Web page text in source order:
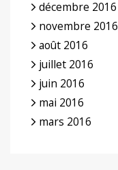
décembre 2016
novembre 2016
août 2016
juillet 2016
juin 2016
mai 2016
mars 2016